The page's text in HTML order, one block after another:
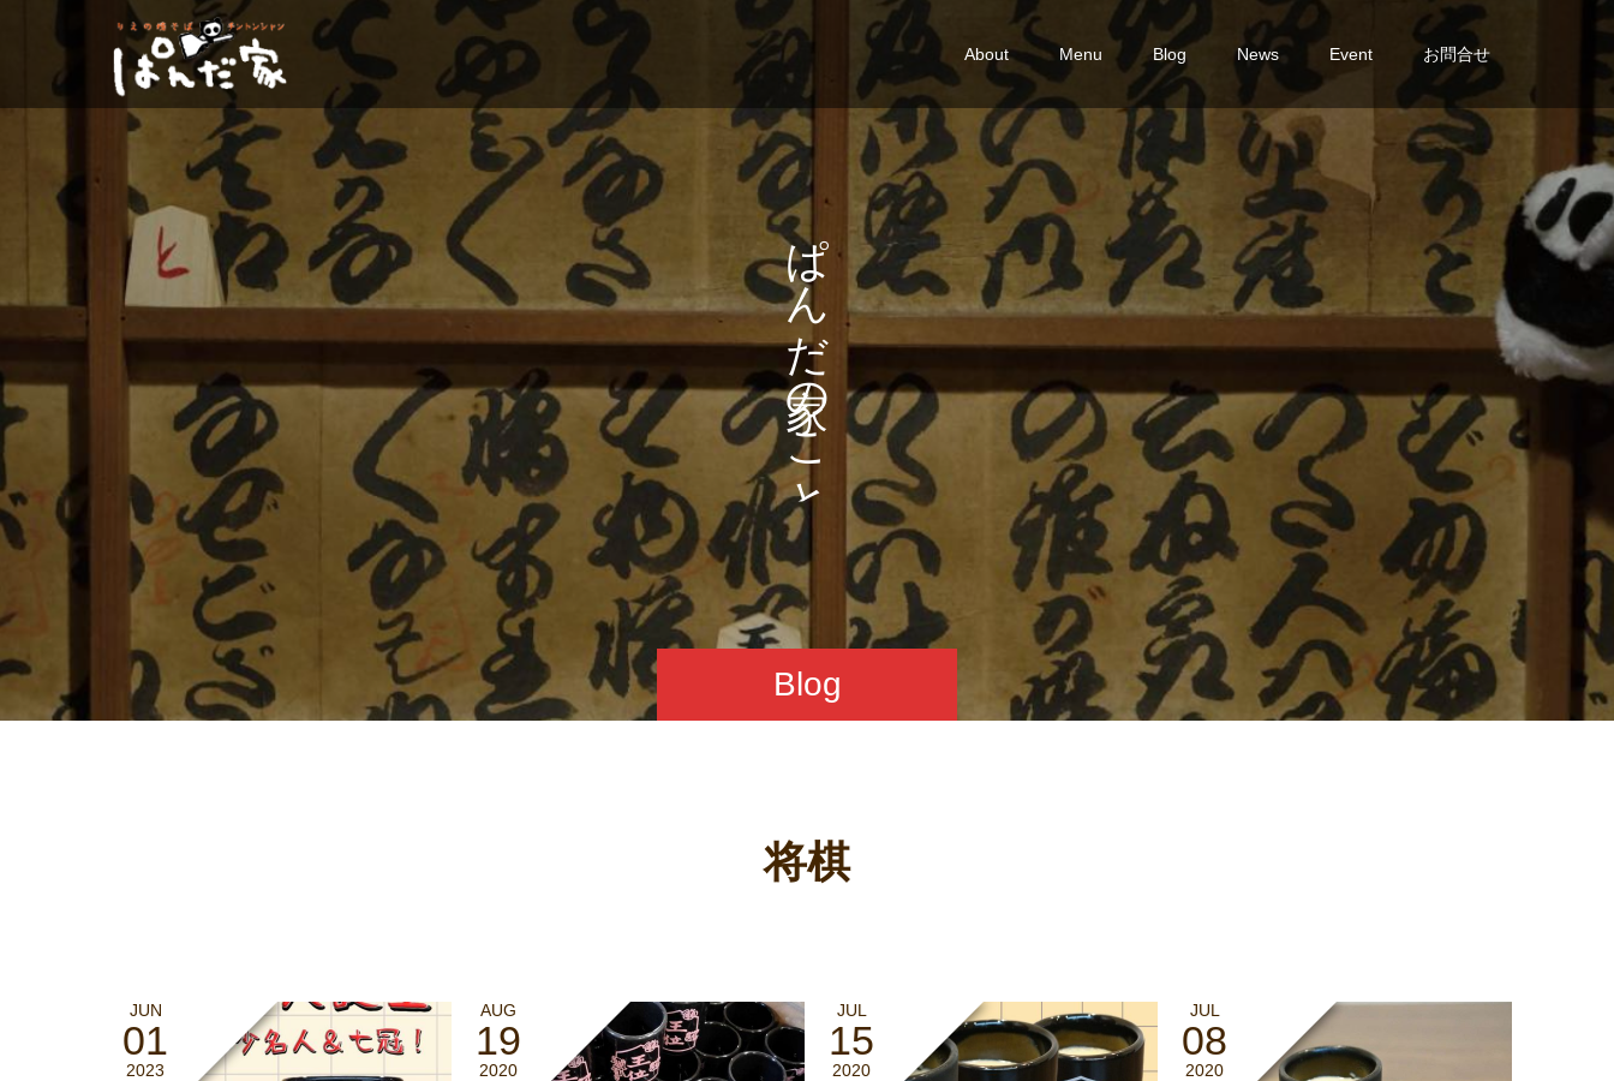
About Menu Blog News Event お問合せ
Blog
ぱ
ん
だ
の
こ
と
い
ろ
い
ろ
。
将棋
JUN
01
2023
AUG
19
2020
JUL
15
2020
JUL
08
2020